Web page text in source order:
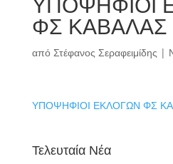
ΦΣ ΚΑΒΑΛΑΣ
από Στέφανος Σεραφειμίδης |
ΥΠΟΨΗΦΙΟΙ ΕΚΛΟΓΩΝ ΦΣ
Τελευταία Νέα